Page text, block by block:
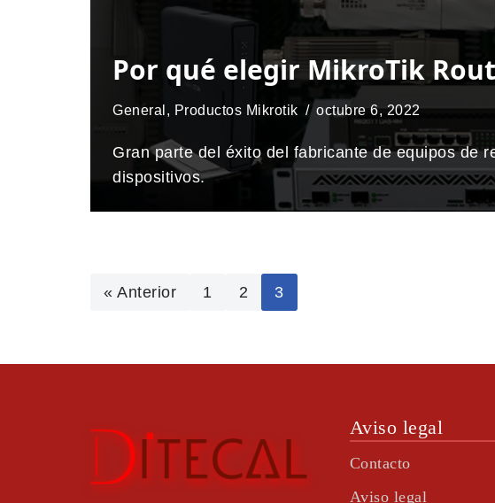
Por qué elegir MikroTik
General, Productos Mikrotik octubre 6, 2022
Gran parte del éxito del fabricante de equipos de
dispositivos.
« Anterior 1 2 3
Aviso legal
Contacto
Aviso legal